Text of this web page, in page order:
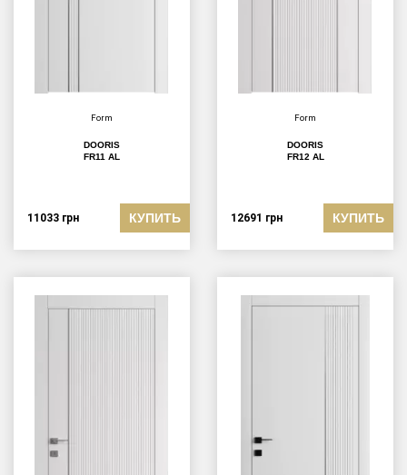
Form
DOORIS
FR11 AL
11033 грн КУПИТЬ
Form
DOORIS
FR12 AL
12691 грн КУПИТЬ